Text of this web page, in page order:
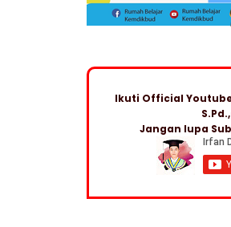
Ikuti Official
Jangan lupa